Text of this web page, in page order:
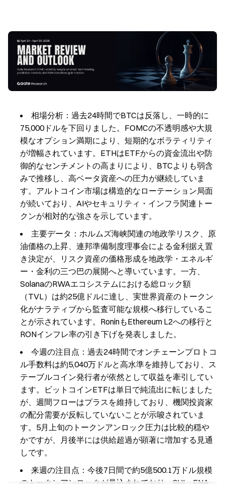
相場分析：過去24時間でBTCは反落し、一時的に
75,000ドルを下回りました。FOMCの不透明感や大規
模なオプション満期により、短期的なボラティリティ
が増幅されています。ETHはETFからの資金流出や防
御的なセンチメントの高まりにより、BTCよりも弱含
みで推移し、高ベータ資産への圧力が継続していま
す。アルトコイン市場は構造的なローテーション局面
が続いており、AIやセキュリティ・インフラ関連トー
クンが相対的な強さを示しています。
主要データ：ホルムズ海峡関連の地政学リスク、原
油価格の上昇、連邦準備制度理事会による金利据え置
き決定が、リスク資産の価格形成を地政学・エネルギ
ー・金利の三つ巴の展開へと導いています。一方、
SolanaのRWAエコシステムにおける総ロック額
（TVL）は約25億ドルに達し、実世界資産のトークン
化がナラティブから監査可能な規模へ移行しているこ
とが示されています。RoninもEthereum L2への移行と
RONインフレ率の引き下げを発表しました。
今週の注目点：過去24時間でオンチェーンプロトコ
ル手数料は約5,040万ドルと高水準を維持しており、ス
テーブルコイン発行者が依然として収益を牽引してい
ます。ビットコインETFは単日で純流出に転じました
が、週間フローはプラスを維持しており、機関投資家
の配分需要が反転していないことが示唆されていま
す。5月上旬のトークンアンロック圧力は比較的穏や
かですが、月後半には供給超過が顕著に増加する見通
しです。
来週の注目点：今後7日間で約5億500.1万ドル規模